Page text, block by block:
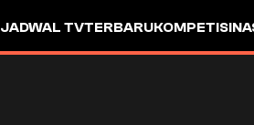
JADWAL TVTERBARUKOMPETISI